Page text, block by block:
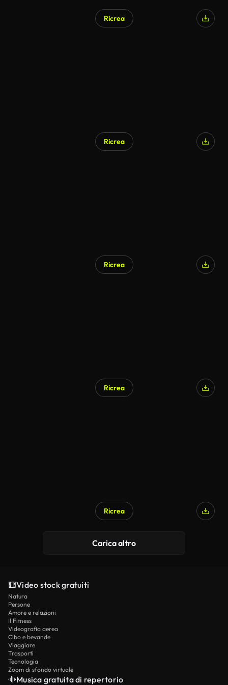
Ricrea
Ricrea
Ricrea
Ricrea
Ricrea
Carica altro
Video stock gratuiti
Natura
Persone
Amore e relazioni
Il Fitness
Videografia aerea
Cibo e bevande
Viaggiare
Trasporti
Tecnologia
Zoom di sfondo virtuale
Musica gratuita di repertorio